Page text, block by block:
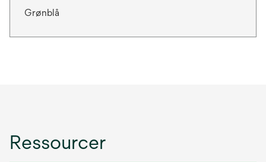
Grønblå
Ressourcer